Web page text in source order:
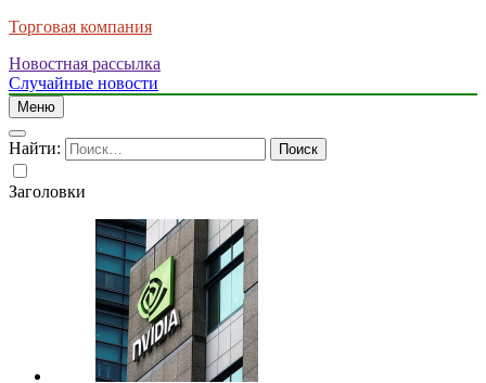
Торговая компания
Новостная рассылка
Случайные новости
Меню
Найти:
Заголовки